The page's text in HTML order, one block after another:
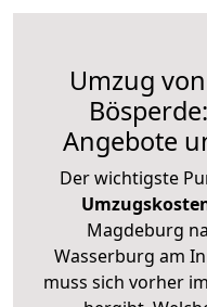
Umzug
Angebote
Der wichtigste
Magdeburg
Wasserburg am
muss sich vorher